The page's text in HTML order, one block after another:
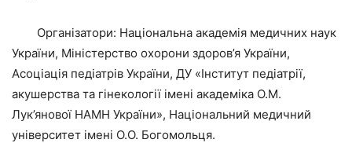
Організатори: Національна академія медичних наук
України, Міністерство охорони здоров’я України,
Асоціація педіатрів України, ДУ «Інститут педіатрії,
акушерства та гінекології імені академіка О.М.
Лук’янової НАМН України», Національний медичний
університет імені О.О. Богомольця.